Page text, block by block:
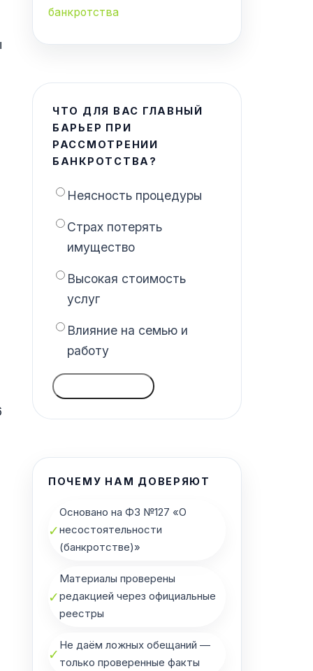
банкротства
ЧТО ДЛЯ ВАС ГЛАВНЫЙ
БАРЬЕР ПРИ
РАССМОТРЕНИИ
БАНКРОТСТВА?
Неясность процедуры
Страх потерять
имущество
Высокая стоимость
услуг
Влияние на семью и
работу
ПОЧЕМУ НАМ ДОВЕРЯЮТ
✓
Основано на ФЗ №127 «О
несостоятельности
(банкротстве)»
✓
Материалы проверены
редакцией через официальные
реестры
✓
Не даём ложных обещаний —
только проверенные факты